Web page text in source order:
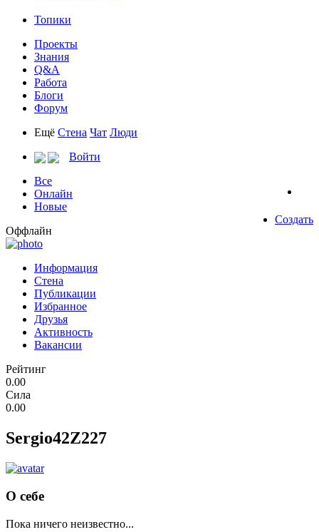
Топики
Проекты
Знания
Q&A
Работа
Блоги
Форум
Ещё Стена Чат Люди
Войти
Все
Онлайн
Новые
Создать
Оффлайн
Информация
Стена
Публикации
Избранное
Друзья
Активность
Вакансии
Рейтинг
0.00
Сила
0.00
Sergio42Z227
О себе
Пока ничего неизвестно...